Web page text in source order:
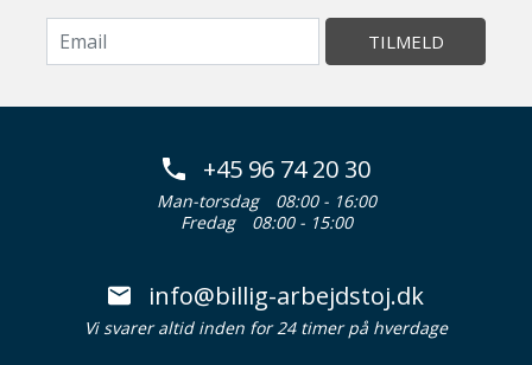
TILMELD
+45 96 74 20 30
Man-torsdag
08:00 - 16:00
Fredag
08:00 - 15:00
info@billig-arbejdstoj.dk
Vi svarer altid inden for 24 timer på hverdage